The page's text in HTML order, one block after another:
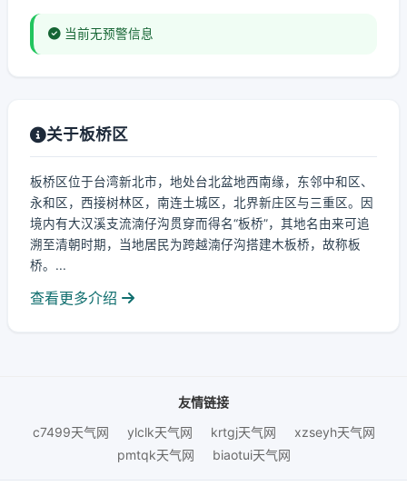
当前无预警信息
关于板桥区
板桥区位于台湾新北市，地处台北盆地西南缘，东邻中和区、
永和区，西接树林区，南连土城区，北界新庄区与三重区。因
境内有大汉溪支流湳仔沟贯穿而得名“板桥”，其地名由来可追
溯至清朝时期，当地居民为跨越湳仔沟搭建木板桥，故称板
桥。...
查看更多介绍
友情链接
c7499天气网
ylclk天气网 krtgj天气网
xzseyh天气网
pmtqk天气网
biaotui天气网